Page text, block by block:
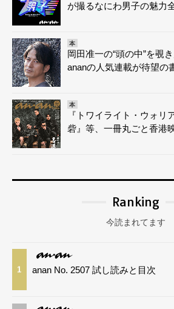
が撮るなにわ男子の魅力全
本
岡田准一の“頭の中”を覗
ananの人気連載が待望の
本
『トワイライト・ウォリ
砦』等、一冊丸ごと香港
Ranking
今読まれてます
1 anan No. 2507 試し読みと目次